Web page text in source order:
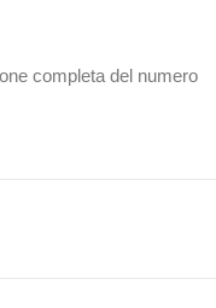
completa del numero